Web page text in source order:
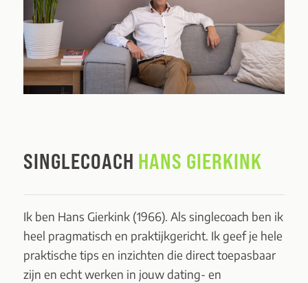
SINGLECOACH HANS GIERKINK
Ik ben Hans Gierkink (1966). Als singlecoach ben ik
heel pragmatisch en praktijkgericht. Ik geef je hele
praktische tips en inzichten die direct toepasbaar
zijn en echt werken in jouw dating- en